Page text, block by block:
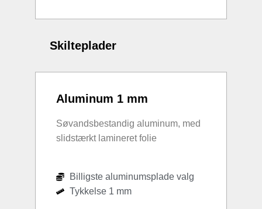
Skilteplader
Aluminum 1 mm
Søvandsbestandig aluminum, med
slidstærkt lamineret folie
Billigste aluminumsplade valg
Tykkelse 1 mm